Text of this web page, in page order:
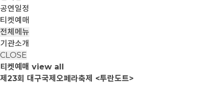
공연일정
티켓예매
전체메뉴
기관소개
CLOSE
티켓예매 view all
제23회 대구국제오페라축제 <투란도트>